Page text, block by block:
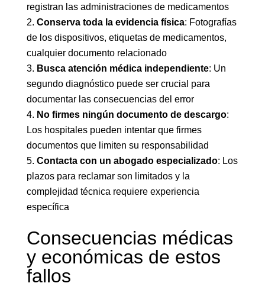
registran las administraciones de medicamentos
Conserva toda la evidencia física: Fotografías
de los dispositivos, etiquetas de medicamentos,
cualquier documento relacionado
Busca atención médica independiente: Un
segundo diagnóstico puede ser crucial para
documentar las consecuencias del error
No firmes ningún documento de descargo:
Los hospitales pueden intentar que firmes
documentos que limiten su responsabilidad
Contacta con un abogado especializado: Los
plazos para reclamar son limitados y la
complejidad técnica requiere experiencia
específica
Consecuencias médicas
y económicas de estos
fallos